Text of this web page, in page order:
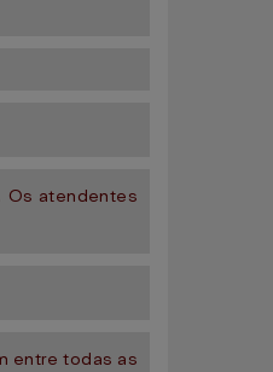
atendentes
entre todas as